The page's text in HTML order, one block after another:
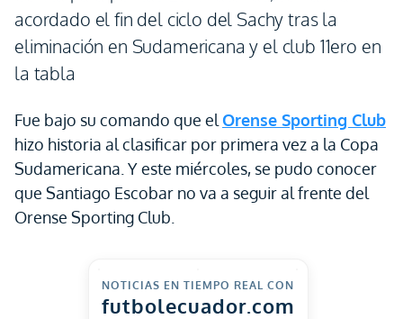
acordado el fin del ciclo del Sachy tras la
eliminación en Sudamericana y el club 11ero en
la tabla
Fue bajo su comando que el Orense Sporting Club
hizo historia al clasificar por primera vez a la Copa
Sudamericana. Y este miércoles, se pudo conocer
que Santiago Escobar no va a seguir al frente del
Orense Sporting Club.
NOTICIAS EN TIEMPO REAL CON
futbolecuador.com